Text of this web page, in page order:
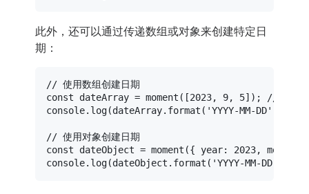
此外，还可以通过传递数组或对象来创建特定日
期：
// 使用数组创建日期
const dateArray = moment ([2023, 9, 5]);
// 注意
console. log(dateArray. format ( 'YYYY-MM-DD'
// 使用对象创建日期
const dateObject = moment ({ year: 2023, month
console. log(dateObject. format ( 'YYYY-MM-DD'